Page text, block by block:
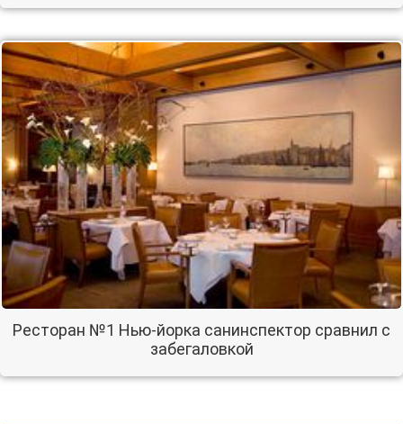
Ресторан №1 Нью-йорка санинспектор сравнил с
забегаловкой